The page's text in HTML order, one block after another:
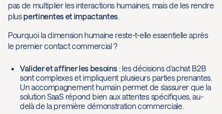
pas de multiplier les interactions humaines, mais de les rendre
plus pertinentes et impactantes.
Pourquoi la dimension humaine reste-t-elle essentielle après
le premier contact commercial ?
Valider et affiner les besoins: les décisions d’achat B2B
sont complexes et impliquent plusieurs parties prenantes.
Un accompagnement humain permet de s’assurer que la
solution SaaS répond bien aux attentes spécifiques, au-
delà de la première démonstration commerciale.